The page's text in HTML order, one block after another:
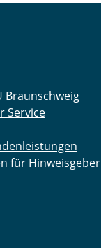
Braunschweig
Service
für Hinweisgeber